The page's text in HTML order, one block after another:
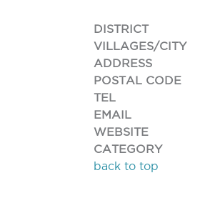
DISTRICT
VILLAGES/CITY
ADDRESS
POSTAL CODE
TEL
EMAIL
WEBSITE
CATEGORY
back to top